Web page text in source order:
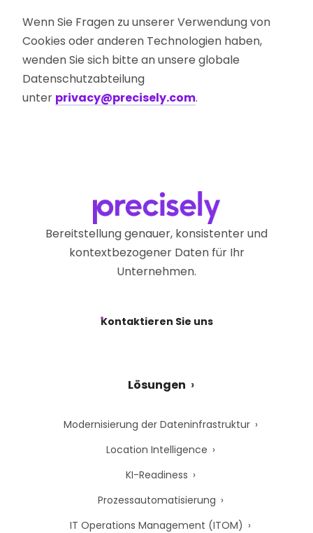
Wenn Sie Fragen zu unserer Verwendung von
Cookies oder anderen Technologien haben,
wenden Sie sich bitte an unsere globale
Datenschutzabteilung
unter privacy@precisely.com.
Bereitstellung genauer, konsistenter und
kontextbezogener Daten für Ihr
Unternehmen.
Kontaktieren Sie uns
Lösungen
Modernisierung der Dateninfrastruktur
Location Intelligence
KI-Readiness
Prozessautomatisierung
IT Operations Management (ITOM)